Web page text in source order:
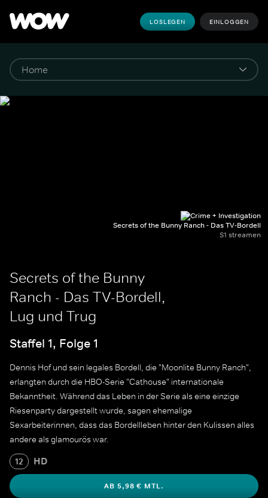
LOSLEGEN EINLOGGEN
Secrets of the Bunny Ranch - Das TV-Bordell
S1 streamen
Secrets of the Bunny
Ranch - Das TV-Bordell,
Lug und Trug
Staffel 1, Folge 1
Dennis Hof und sein legales Bordell, die "Moonlite Bunny Ranch",
erlangten durch die HBO-Serie "Cathouse" internationale
Bekanntheit. Während das Leben in der Serie als eine einzige
Riesenparty dargestellt wurde, sagen ehemalige
Sexarbeiterinnen, dass das Bordellleben hinter den Kulissen alles
andere als glamourös war.
12 HD
AB 5,98 € MTL.